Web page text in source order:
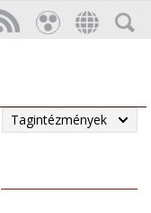
Tagintézmények